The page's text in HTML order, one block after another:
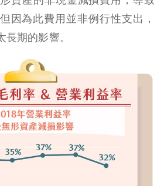
因為此費用並非例行性支出，
期的影響。